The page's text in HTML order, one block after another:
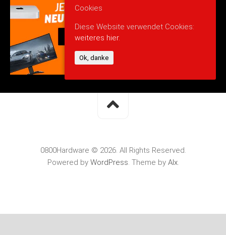
0800Hardware © 2026. All Rights Reserved.
Powered by WordPress. Theme by Alx.
Cookies
Diese Website verwendet Cookies:
weiteres hier.
Ok, danke